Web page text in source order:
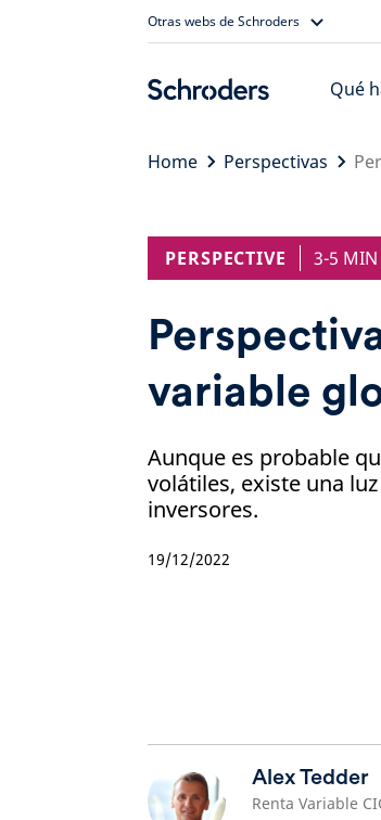
Otras webs de Schroders
Qué
Home Perspectivas
PERSPECTIVE 3-5 MIN
variable
Aunque es probable
volátiles, existe una
inversores.
19/12/2022
Alex Tedder
Renta Variable